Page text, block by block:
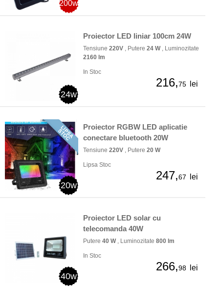
200w
24w
Proiector LED liniar 100cm 24W
Tensiune 220V , Putere 24 W, Luminozitate
2160 lm
In Stoc
216,75 lei
20w
Proiector RGBW LED aplicatie
conectare bluetooth 20W
Tensiune 220V , Putere 20 W
Lipsa Stoc
247,67 lei
40w
Proiector LED solar cu
telecomanda 40W
Putere 40 W, Luminozitate 800 lm
In Stoc
266,98 lei